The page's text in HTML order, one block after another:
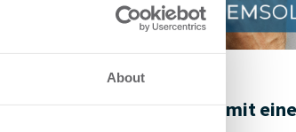
About
Individuelle Prozesse mit